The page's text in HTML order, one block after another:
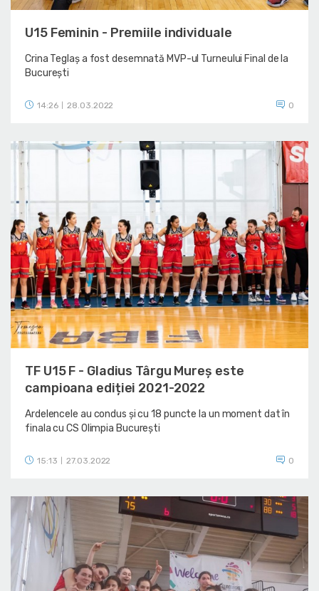
U15 Feminin - Premiile individuale
Crina Teglaș a fost desemnată MVP-ul Turneului Final de la
București
14:26 28.03.2022 0
TF U15 F - Gladius Târgu Mureș este
campioana ediției 2021-2022
Ardelencele au condus și cu 18 puncte la un moment dat în
finala cu CS Olimpia București
15:13 27.03.2022 0